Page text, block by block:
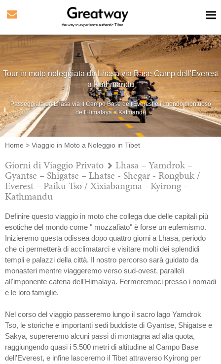
the way to experience authentic Tibet
Tour in moto noleggiata da Lhasa via Base Camp dell'Everest
a Kathmandu
Passeggiata da Lhasa via il Campo Base dell'Everest e il mondo montuoso
dell'Himalaya a Katmandu
Home > Viaggio in Moto a Noleggio in Tibet
Giorni di Viaggio Privato Lhasa – Yamdrok –
Gyantse – Shigatse – Lhatse - Shegar - Rongbuk /
Everest – Paiku Tso / Xixiabangma - Kyirong –
Kathmandu
Definire questo viaggio in moto che collega due delle capitali più
esotiche del mondo come " mozzafiato" è forse un eufemismo.
Inizieremo questa odissea dopo quattro giorni a Lhasa, periodo
che ci permetterà di acclimatarci e visitare molti dei splendidi
templi e palazzi della città. Il nostro percorso sarà guidato da
monasteri mentre viaggeremo verso sud-ovest, paralleli
all'imponente catena dell'Himalaya. Fermeremoci presso i nomadi
e le loro famiglie.
Nel corso del viaggio passeremo lungo il sacro lago Yamdrok
Tso, le storiche e importanti sedi buddiste di Gyantse, Shigatse e
Sakya, supereremo alcuni passi di montagna ad alta quota,
raggiungendo quasi i 5.500 metri di altitudine al Campo Base
dell'Everest, e infine lasceremo il Tibet attraverso Kyirong per